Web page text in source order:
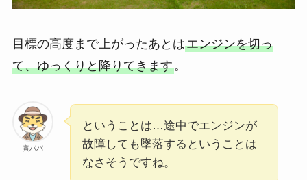
目標の高度まで上がったあとはエンジンを切っ
て、ゆっくりと降りてきます。
寅パパ
ということは…途中でエンジンが
故障しても墜落するということは
なさそうですね。